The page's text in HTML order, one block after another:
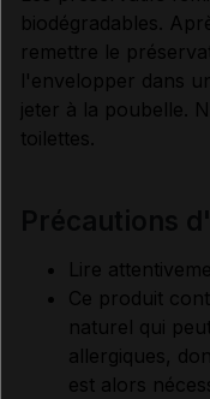
biodégradables.
remettre le
l'envelopper dans
jeter à la poubelle.
toilettes.
Lire
Ce produit
naturel qui
allergiques,
est alors